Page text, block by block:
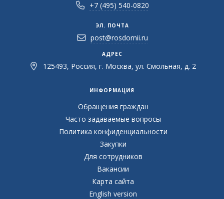
+7 (495) 540-0820
ЭЛ. ПОЧТА
post@rosdornii.ru
АДРЕС
125493, Россия, г. Москва, ул. Смольная, д. 2
ИНФОРМАЦИЯ
Обращения граждан
Часто задаваемые вопросы
Политика конфиденциальности
Закупки
Для сотрудников
Вакансии
Карта сайта
English version